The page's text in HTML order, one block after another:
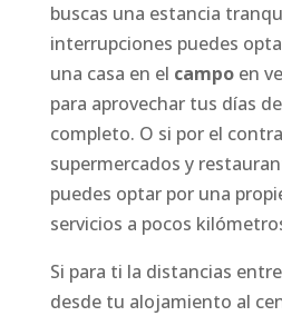
buscas una estancia
interrupciones puedes
una casa en el campoen
para aprovechar tus días
completo. O si por el
supermercados y
puedes optar por una
servicios a pocos
Si para ti la distancias
desde tu alojamiento al